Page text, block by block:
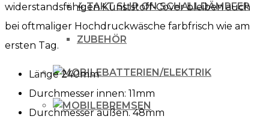
4 TAKT SLIP ON SCHALLDÄMPFER
ZUBEHÖR
BATTERIEN/ELEKTRIK
BREMSEN
widerstandsfähigen Kunststoff-Cover bleiben auch
bei oftmaliger Hochdruckwäsche farbfrisch wie am
ersten Tag.
Länge 240mm
Durchmesser innen: 11mm
Durchmesser außen. 48mm